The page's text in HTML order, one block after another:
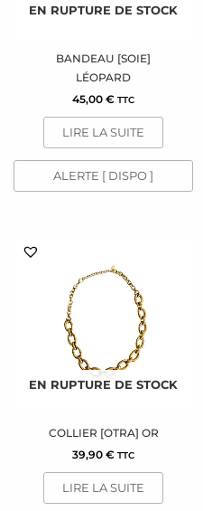
EN RUPTURE DE STOCK
BANDEAU [SOIE]
LÉOPARD
45,00 € TTC
LIRE LA SUITE
ALERTE [ DISPO ]
EN RUPTURE DE STOCK
COLLIER [OTRA] OR
39,90 € TTC
LIRE LA SUITE